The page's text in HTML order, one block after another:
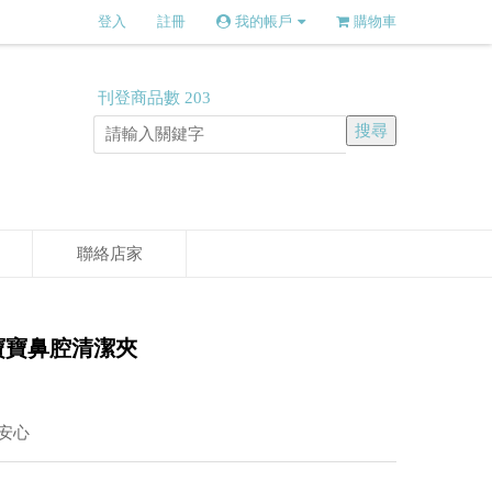
登入 註冊 我的帳戶 購物車
刊登商品數 203
聯絡店家
鼻腔清潔夾
心